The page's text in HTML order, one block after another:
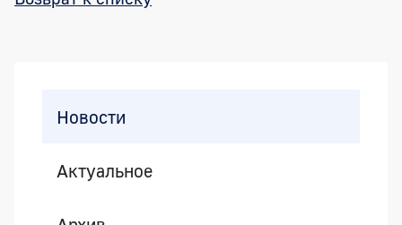
Новости
Актуальное